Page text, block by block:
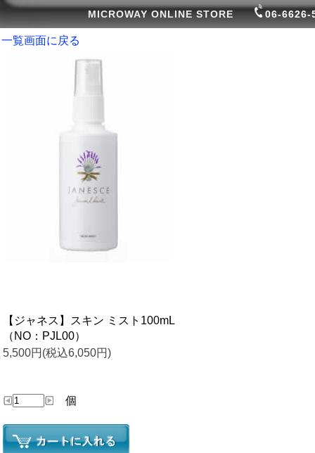
MICROWAY ONLINE STORE 06-6626-
一覧画面に戻る
【ジャネス】スキン ミスト100mL
（NO：PJL00）
5,500円(税込6,050円)
個